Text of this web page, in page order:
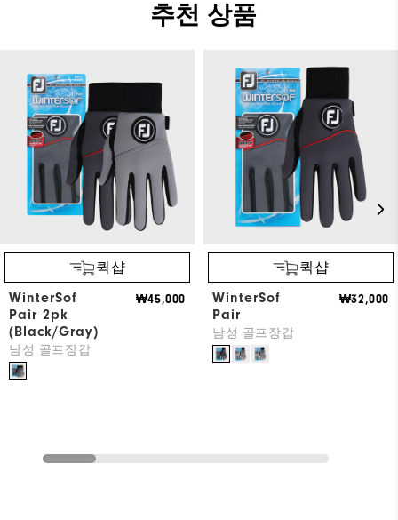
추천 상품
퀵샵
WinterSof
Pair 2pk
(Black/Gray)
남성 골프장갑
₩45,000
퀵샵
WinterSof
Pair
남성 골프장갑
₩32,000